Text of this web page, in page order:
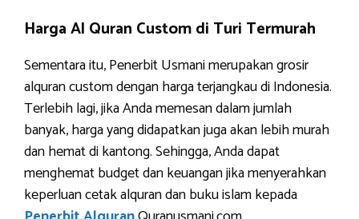
Harga Al Quran Custom di Turi Termurah
Sementara itu, Penerbit Usmani merupakan grosir
alquran custom dengan harga terjangkau di Indonesia.
Terlebih lagi, jika Anda memesan dalam jumlah
banyak, harga yang didapatkan juga akan lebih murah
dan hemat di kantong. Sehingga, Anda dapat
menghemat budget dan keuangan jika menyerahkan
keperluan cetak alquran dan buku islam kepada